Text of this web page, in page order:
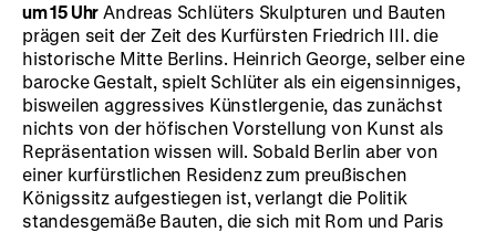
um 15 Uhr Andreas Schlüters Skulpturen und Bauten
prägen seit der Zeit des Kurfürsten Friedrich III. die
historische Mitte Berlins. Heinrich George, selber eine
barocke Gestalt, spielt Schlüter als ein eigensinniges,
bisweilen aggressives Künstlergenie, das zunächst
nichts von der höfischen Vorstellung von Kunst als
Repräsentation wissen will. Sobald Berlin aber von
einer kurfürstlichen Residenz zum preußischen
Königssitz aufgestiegen ist, verlangt die Politik
standesgemäße Bauten, die sich mit Rom und Paris